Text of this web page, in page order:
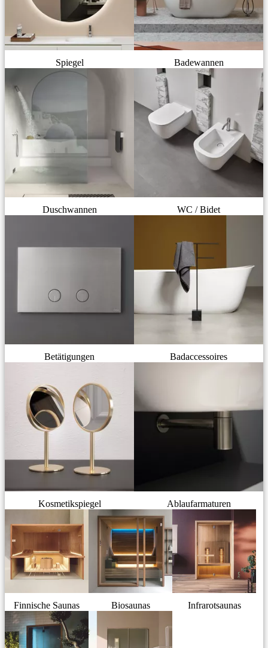
Spiegel Badewannen
Duschwannen WC / Bidet
Betätigungen Badaccessoires
Kosmetikspiegel Ablaufarmaturen
Finnische Saunas Biosaunas Infrarotsaunas